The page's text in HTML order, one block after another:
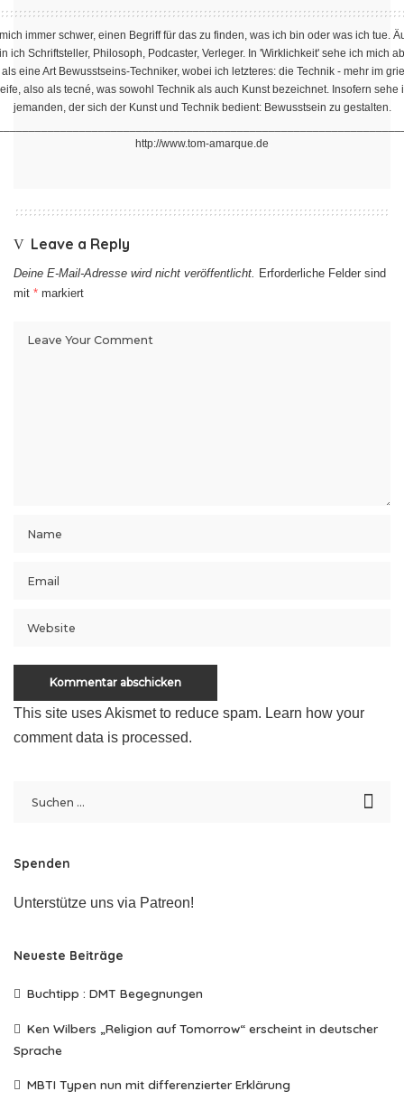
immer schwer, einen Begriff für das zu finden, was ich bin oder was ich tue.
ich Schriftsteller, Philosoph, Podcaster, Verleger. In 'Wirklichkeit' sehe ich mich
eine Art Bewusstseins-Techniker, wobei ich letzteres: die Technik - mehr im
also als tecné, was sowohl Technik als auch Kunst bezeichnet. Insofern sehe
jemanden, der sich der Kunst und Technik bedient: Bewusstsein zu gestalten.
http://www.tom-amarque.de
Leave a Reply
Deine E-Mail-Adresse wird nicht veröffentlicht. Erforderliche Felder sind
mit * markiert
This site uses Akismet to reduce spam. Learn how your
comment data is processed.
Spenden
Unterstütze uns via Patreon!
Neueste Beiträge
Buchtipp : DMT Begegnungen
Ken Wilbers „Religion auf Tomorrow“ erscheint in deutscher
Sprache
MBTI Typen nun mit differenzierter Erklärung